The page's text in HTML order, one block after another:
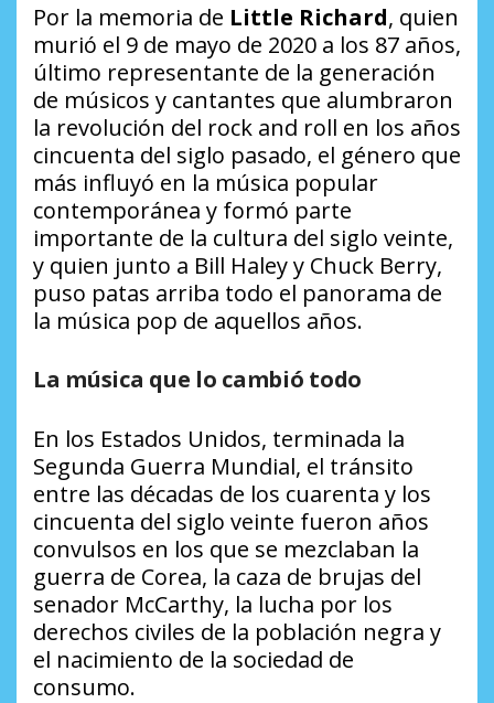
Por la memoria de Little Richard, quien
murió el 9 de mayo de 2020 a los 87 años,
último representante de la generación
de músicos y cantantes que alumbraron
la revolución del rock and roll en los años
cincuenta del siglo pasado, el género que
más influyó en la música popular
contemporánea y formó parte
importante de la cultura del siglo veinte,
y quien junto a Bill Haley y Chuck Berry,
puso patas arriba todo el panorama de
la música pop de aquellos años.
La música que lo cambió todo
En los Estados Unidos, terminada la
Segunda Guerra Mundial, el tránsito
entre las décadas de los cuarenta y los
cincuenta del siglo veinte fueron años
convulsos en los que se mezclaban la
guerra de Corea, la caza de brujas del
senador McCarthy, la lucha por los
derechos civiles de la población negra y
el nacimiento de la sociedad de
consumo.